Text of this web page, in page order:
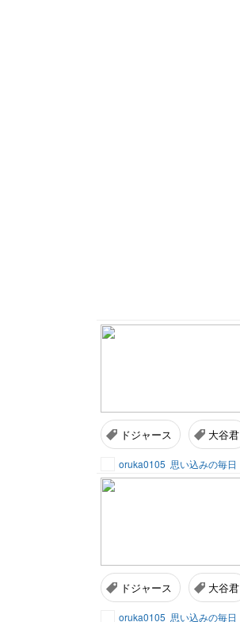
ドジャース 大谷君
oruka0105 思い込みの毎日
ドジャース 大谷君
oruka0105 思い込みの毎日